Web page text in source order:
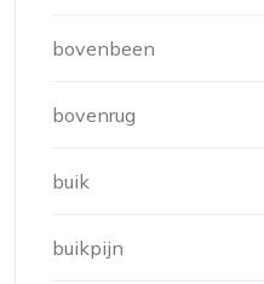
bovenbeen
bovenrug
buik
buikpijn